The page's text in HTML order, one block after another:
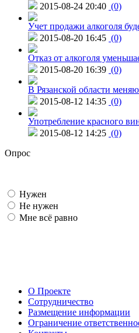
2015-08-24 20:40 (0)
Учет продажи алкоголя
2015-08-20 16:45 (0)
Отказ от алкоголя
2015-08-20 16:39 (0)
В Рязанской области
2015-08-12 14:35 (0)
Употребление красного
2015-08-12 14:25 (0)
Опрос
Нужен
Не нужен
Мне всё равно
О Проекте
Сотрудничество
Размещение информации
Ограничение